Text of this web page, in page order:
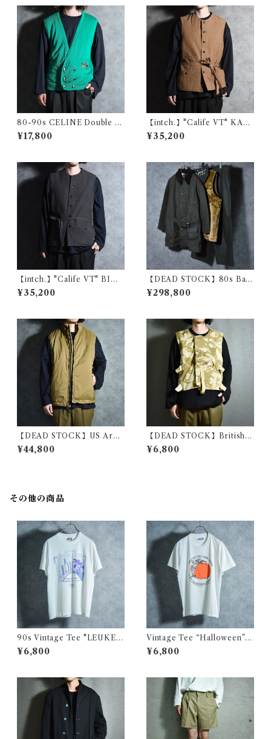
80-90s CELINE Double B
reasted Embroidery Knit V
est セリーヌ ダブル ブレステ
¥17,800
【intch.】"Calife VT" KAKI
SHIBU Linen Cotton Rami
e Vest インチ "カリフブイテ
¥35,200
【intch.】"Calife VT" BINC
HOTAN Linen Cotton Rami
e Vest インチ "カリフブイテ
¥35,200
【DEAD STOCK】80s Bar
bour SOLWAY ZIPPER Full
Set バブアー ソルウェイジッ
¥298,800
【DEAD STOCK】US Arm
y PCU L7 HIGHLOFT PRI
MALOFT VEST BEYOND
¥44,800
【DEAD STOCK】British A
rmy Camouflage Tactical V
est イギリス軍 デザートカモ
¥6,800
その他の商品
90s Vintage Tee "LEUKEM
IA" SCREEN STARS ヴィン
テージ Tシャツ スクリーンス
¥6,800
Vintage Tee “Halloween” O
nietaヴィンテージ Tシャツ ハ
ロウィン オニータ 115
¥6,800